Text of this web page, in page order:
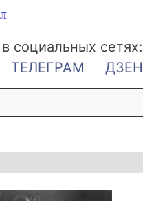
социальных сетях:
ТЕЛЕГРАМ ДЗЕН